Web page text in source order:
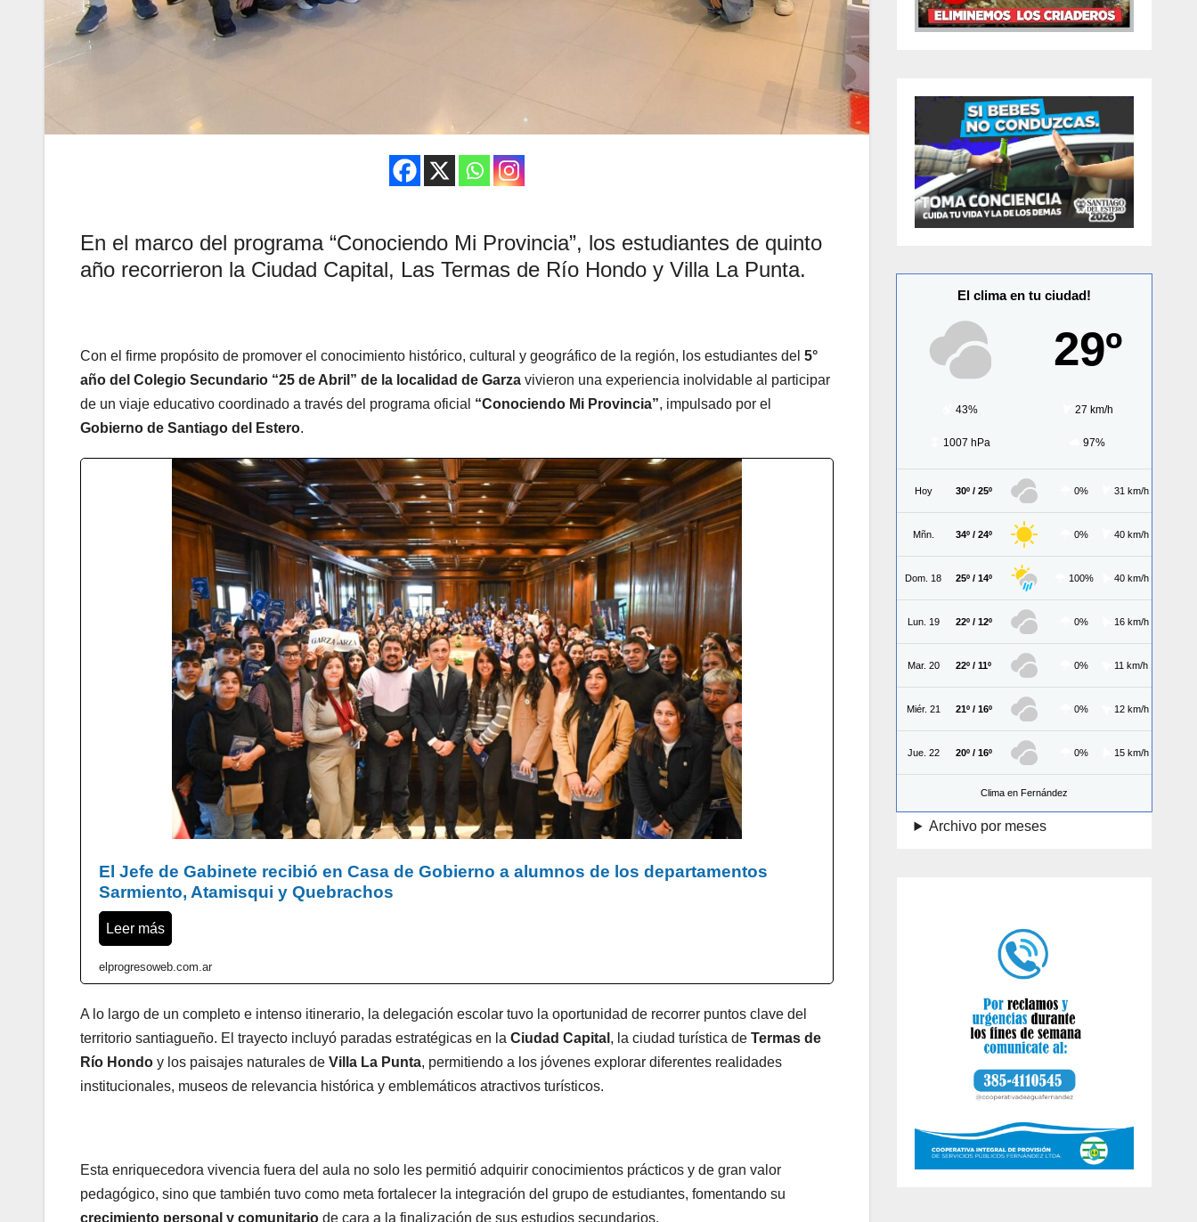
En el marco del programa “Conociendo Mi Provincia”, los estudiantes de quinto
año recorrieron la Ciudad Capital, Las Termas de Río Hondo y Villa La Punta.
Con el firme propósito de promover el conocimiento histórico, cultural y geográfico de la región, los estudiantes del 5°
año del Colegio Secundario “25 de Abril” de la localidad de Garza vivieron una experiencia inolvidable al participar
de un viaje educativo coordinado a través del programa oficial “Conociendo Mi Provincia”, impulsado por el
Gobierno de Santiago del Estero.
El Jefe de Gabinete recibió en Casa de Gobierno a alumnos de los departamentos
Sarmiento, Atamisqui y Quebrachos
Leer más
elprogresoweb.com.ar
A lo largo de un completo e intenso itinerario, la delegación escolar tuvo la oportunidad de recorrer puntos clave del
territorio santiagueño. El trayecto incluyó paradas estratégicas en la Ciudad Capital , la ciudad turística de Termas de
Río Hondo y los paisajes naturales de Villa La Punta, permitiendo a los jóvenes explorar diferentes realidades
institucionales, museos de relevancia histórica y emblemáticos atractivos turísticos.
Esta enriquecedora vivencia fuera del aula no solo les permitió adquirir conocimientos prácticos y de gran valor
pedagógico, sino que también tuvo como meta fortalecer la integración del grupo de estudiantes, fomentando su
crecimiento personal y comunitario de cara a la finalización de sus estudios secundarios.
El clima en tu ciudad!
29º
43% 27 km/h
1007 hPa 97%
Hoy 30º / 25º 0% 31 km/h
Mñn. 34º / 24º 0% 40 km/h
Dom. 18 25º / 14º 100% 40 km/h
Lun. 19 22º / 12º 0% 16 km/h
Mar. 20 22º / 11º 0% 11 km/h
Miér. 21 21º / 16º 0% 12 km/h
Jue. 22 20º / 16º 0% 15 km/h
Clima en Fernández
Archivo por meses